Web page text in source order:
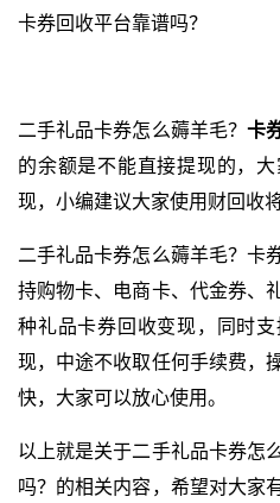
卡券回收平台靠谱吗？
二手礼品卡券怎么薅羊毛？ 卡
的余额是不能直接提现的，
现，小编建议大家使用财回收
二手礼品卡券怎么薅羊毛？卡
持购物卡、电商卡、代金券、
种礼品卡券回收变现，同时
现，中途不收取任何手续费，
快，大家可以放心使用。
以上就是关于二手礼品卡券怎
吗？的相关内容，希望对大家